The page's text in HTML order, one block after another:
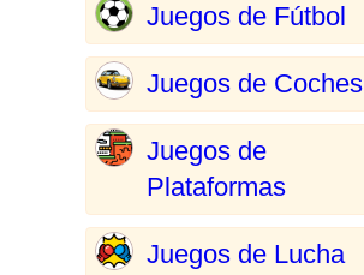
Juegos de Fútbol
Juegos de Coches
Juegos de
Plataformas
Juegos de Lucha